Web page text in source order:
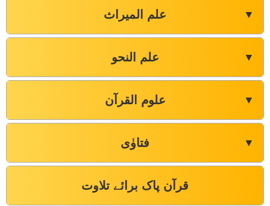
علم المیراث ▼
علم النحو ▼
علوم القرآن ▼
فتاوٰی ▼
قرآن پاک برائے تلاوت